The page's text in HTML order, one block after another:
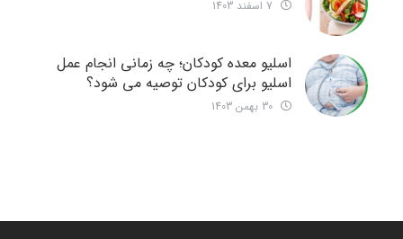
اسلیو معده کودکان؛ چه زمانی انجام عمل
اسلیو برای کودکان توصیه می شود؟